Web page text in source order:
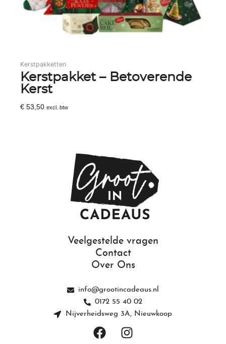
Kerstpakketten
Kerstpakket – Betoverende
Kerst
€ 53,50 excl. btw
Veelgestelde vragen
Contact
Over Ons
info@grootincadeaus.nl
0172 55 40 02
Nijverheidsweg 3A, Nieuwkoop
F
a
I
n